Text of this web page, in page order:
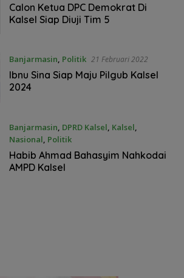
Calon Ketua DPC Demokrat Di
Kalsel Siap Diuji Tim 5
Banjarmasin, Politik 21 Februari 2022
Ibnu Sina Siap Maju Pilgub Kalsel
2024
Banjarmasin, DPRD Kalsel, Kalsel,
Nasional, Politik
24 Oktober 2021
Habib Ahmad Bahasyim Nahkodai
AMPD Kalsel